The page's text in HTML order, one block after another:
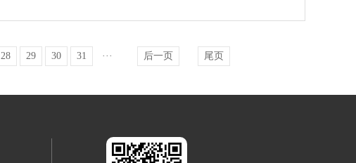
28 29 30 31 ··· 后一页 尾页